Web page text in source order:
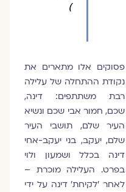
פסוקים אלו מתארים את
נקודת ההתחלה של עלילה
רבת משתתפים: דינה,
שכם, חמור אבי שכם ונשיא
העיר שלם, תושבי העיר
שלם, יעקב, בני יעקב-אחי
דינה בכלל ושמעון ולוי
בפרט. העלילה מוכרת –
לאחר 'לקיחת' דינה על ידי